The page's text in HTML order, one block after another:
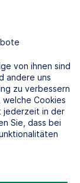
von ihnen sind
andere uns
zu verbessern
Cookies
jederzeit in der
Sie, dass bei